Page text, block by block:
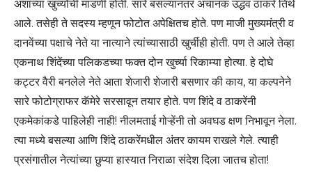
अशांच्या खुर्च्यांची मांडणी होती. सारे बसल्यानंतर अचानक उद्धव ठाकरे तिथे
आले. तसेही ते सदस्य म्हणून फोटोत अपेक्षितच होते. पण माजी मुख्यमंत्री व
दानवेंच्या पक्षाचे नेते या नात्याने त्यांच्यासाठी खुर्चीही होती. पण ते आले तेव्हा
एकनाथ शिंदेंच्या पलिकडच्या फक्त दोन खुर्च्या रिकाम्या होत्या. हे दोघे
कट्टर वैरी बनलेले नेते आता शेजारी शेजारी बसणार की काय, या कल्पनेने
सारे फोटोग्राफर कॅमेरे सरसावून तयार होते. पण शिंदे व ठाकरेंनी
एकमेकांकडे पाहिलेही नाही! नीलमताई गोऱ्हेंनी तो अवघड क्षण निभावून नेला.
त्या मध्ये बसल्या आणि शिंदे ठाकरेंमधील अंतर कायम राखले गेले. त्याही
प्रसंगातील नेत्यांच्या छुप्या हास्यात निराळा संदेश दिला जातच होता!